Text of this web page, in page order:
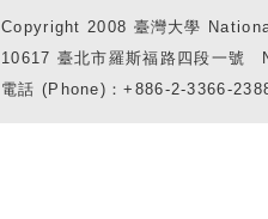
Copyright 2008 臺灣大學
10617 臺北市羅斯福路四段一
電話 (Phone)：+886-2-3366-